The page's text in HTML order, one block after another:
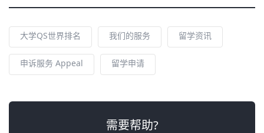
大学QS世界排名 我们的服务 留学资讯
申诉服务 Appeal 留学申请
需要帮助?